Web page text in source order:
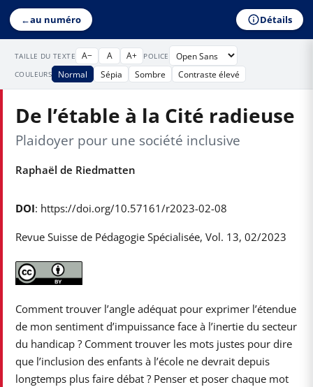
←au numéro Détails
TAILLE DU TEXTE A− A A+
POLICE
COULEURS
Normal Sépia Sombre Contraste élevé
De l’étable à la Cité radieuse
Plaidoyer pour une société inclusive
Raphaël de Riedmatten
DOI: https://doi.org/10.57161/r2023-02-08
Revue Suisse de Pédagogie Spécialisée, Vol. 13, 02/2023
Comment trouver l’angle adéquat pour exprimer l’étendue
de mon sentiment d’impuissance face à l’inertie du secteur
du handicap ? Comment trouver les mots justes pour dire
que l’inclusion des enfants à l’école ne devrait depuis
longtemps plus faire débat ? Penser et poser chaque mot